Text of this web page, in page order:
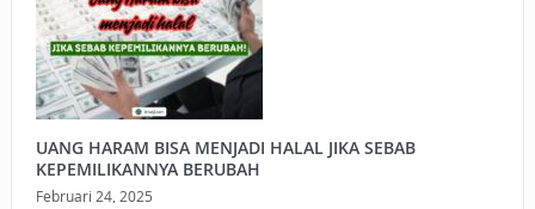
UANG HARAM BISA MENJADI HALAL JIKA SEBAB
KEPEMILIKANNYA BERUBAH
Februari 24, 2025